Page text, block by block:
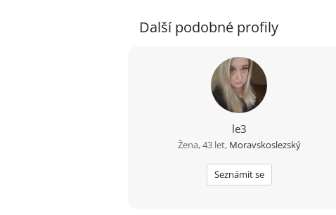
Další podobné profily
le3
Žena, 43 let, Moravskoslezský
Seznámit se